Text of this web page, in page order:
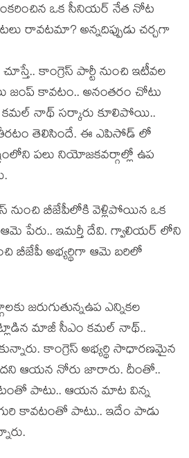
ఒక సీనియర్ నేత నోట
రావటమా? అన్నదిప్పుడు చర్చగా
కాంగ్రెస్ పార్టీ నుంచి ఇటీవల
జంప్ కావటం.. అనంతరం చోటు
నాథ్ సర్కారు కూలిపోయి..
తీరటం తెలిసిందే. ఈ ఎపిసోడ్ లో
పలు నియోజకవర్గాల్లో ఉప
నుంచి బీజేపీలోకి వెళ్లిపోయిన ఒక
పేరు.. ఇమర్తీ దేవి. గ్వాలియర్ లోని
బీజేపీ అభ్యర్థిగా ఆమె బరిలో
జరుగుతున్నఉప ఎన్నికల
మాజీ సీఎం కమల్ నాథ్..
కాంగ్రెస్ అభ్యర్థి సాధారణమైన
ఆయన నోరు జారారు. దీంతో..
పాటు.. ఆయన మాట విన్న
కావటంతో పాటు.. ఇదేం పాడు